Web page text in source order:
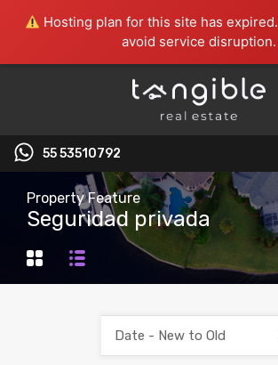
Hosting plan for this site has expired.
avoid service disruption.
55 53510792‬
Property Feature
Seguridad privada
Date - New to Old